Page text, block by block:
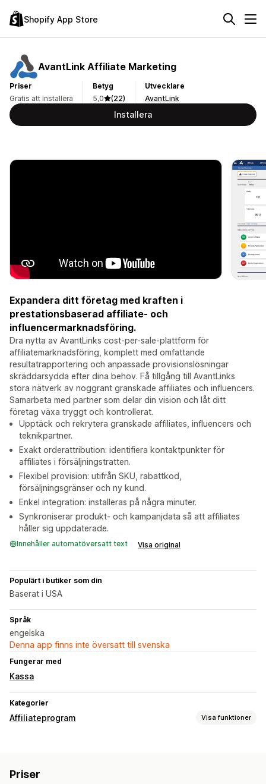
Shopify App Store
AvantLink Affiliate Marketing
Priser
Gratis att installera
Betyg
5,0
(22)
Utvecklare
AvantLink
Installera
Expandera ditt företag med kraften i
prestationsbaserad affiliate- och
influencermarknadsföring.
Dra nytta av AvantLinks cost-per-sale-plattform för
affiliatemarknadsföring, komplett med omfattande
resultatrapportering och anpassade provisionslösningar
skräddarsydda efter dina behov. Få tillgång till AvantLinks
stora nätverk av noggrant granskade affiliates och influencers.
Samarbeta med partner som delar din vision och låt ditt
företag växa tryggt och kontrollerat.
Upptäck och rekrytera granskade affiliates, influencers och
teknikpartner.
Exakt orderattribution: identifiera kontaktpunkter för
affiliates i försäljningstratten.
Flexibel provision: utifrån SKU, rabattkod,
försäljningsgränser och ny kund.
Enkel integration: installeras på några minuter.
Synkroniserar produkt- och kampanjdata så att affiliates
håller sig uppdaterade.
Innehåller automatöversatt text Visa original
Populärt i butiker som din
Baserat i USA
Språk
engelska
Denna app finns inte översatt till svenska
Fungerar med
Kassa
Kategorier
Affiliateprogram Visa funktioner
Prestandabonusar
Priser